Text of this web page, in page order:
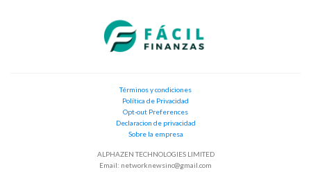
Términos y condiciones
Política de Privacidad
Opt-out Preferences
Declaracion de privacidad
Sobre la empresa
ALPHAZEN TECHNOLOGIES LIMITED
Email: networknewsinc@gmail.com